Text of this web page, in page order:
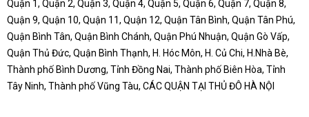
Quận 1, Quận 2, Quận 3, Quận 4, Quận 5, Quận 6, Quận 7, Quận 8,
Quận 9, Quận 10, Quận 11, Quận 12, Quận Tân Bình, Quận Tân Phú,
Quận Bình Tân, Quận Bình Chánh, Quận Phú Nhuận, Quận Gò Vấp,
Quận Thủ Đức, Quận Bình Thạnh, H. Hóc Môn, H. Củ Chi, H.Nhà Bè,
Thành phố Bình Dương, Tỉnh Đồng Nai, Thành phố Biên Hòa, Tỉnh
Tây Ninh, Thành phố Vũng Tàu, CÁC QUẬN TẠI THỦ ĐÔ HÀ NỘI